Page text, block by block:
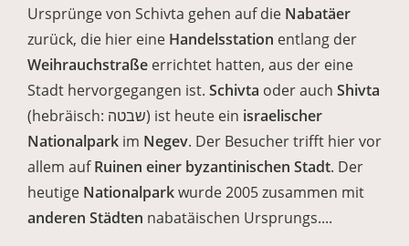
Ursprünge von Schivta gehen auf die Nabatäer
zurück, die hier eine Handelsstation entlang der
Weihrauchstraße errichtet hatten, aus der eine
Stadt hervorgegangen ist. Schivta oder auch Shivta
(hebräisch: שבטה) ist heute ein israelischer
Nationalpark im Negev. Der Besucher trifft hier vor
allem aufRuinen einer byzantinischen Stadt. Der
heutige Nationalparkwurde 2005 zusammen mit
anderen Städten nabatäischen Ursprungs....